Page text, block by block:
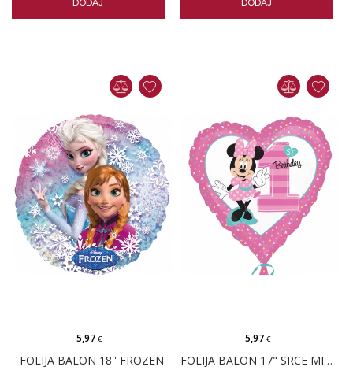
DODAJ DODAJ
FOLIJA BALON 18'' FROZEN
5,97€
FOLIJA BALON 17" SRCE MINNIE PRVI ROĐENDAN
5,97 €